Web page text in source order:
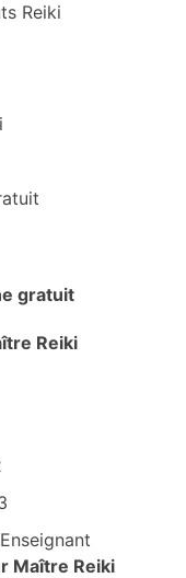
Reiki
gratuit
Reiki
Maître Reiki